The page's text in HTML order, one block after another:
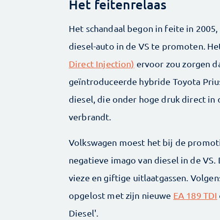
Het feitenrelaas
Het schandaal begon in feite in
diesel-auto in de VS te promoten.
Direct Injection) ervoor zou zorgen
geïntroduceerde hybride Toyota
diesel, die onder hoge druk direct
verbrandt.
Volkswagen moest het bij de
negatieve imago van diesel in de
vieze en giftige uitlaatgassen.
opgelost met zijn nieuwe EA 189 TDI
Diesel'.